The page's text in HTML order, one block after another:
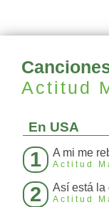
Actitud
En USA
1 A mi me
Actitud
2 Así está la
Actitud